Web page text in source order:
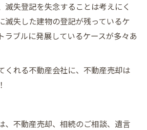
滅失登記を失念することは考えにく
滅失した建物の登記が残っているケ
ラブルに発展しているケースが多々あ
くれる不動産会社に、不動産売却は
、不動産売却、相続のご相談、遺言